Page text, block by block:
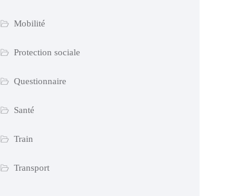
Mobilité
Protection sociale
Questionnaire
Santé
Train
Transport